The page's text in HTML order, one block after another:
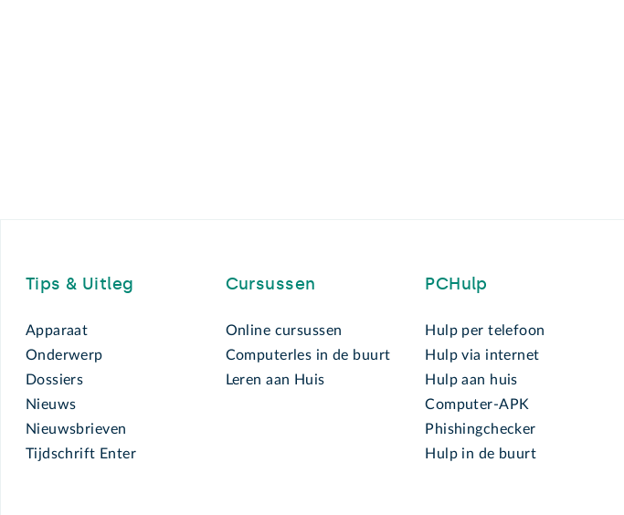
Tips & Uitleg
Apparaat
Onderwerp
Dossiers
Nieuws
Nieuwsbrieven
Tijdschrift Enter
Cursussen
Online cursussen
Computerles in de buurt
Leren aan Huis
PCHulp
Hulp per telefoon
Hulp via internet
Hulp aan huis
Computer-APK
Phishingchecker
Hulp in de buurt